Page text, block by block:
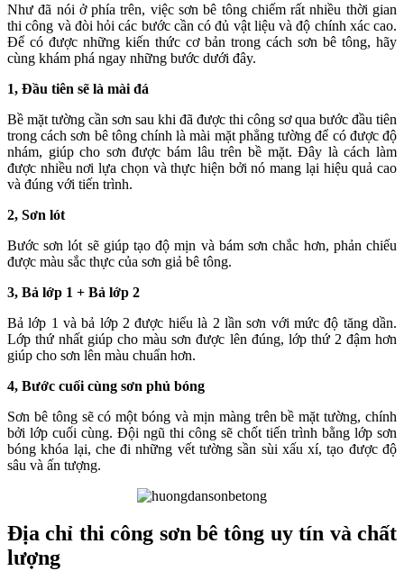
Như đã nói ở phía trên, việc sơn bê tông chiếm rất nhiều thời gian
thi công và đòi hỏi các bước cần có đủ vật liệu và độ chính xác cao.
Để có được những kiến thức cơ bản trong cách sơn bê tông, hãy
cùng khám phá ngay những bước dưới đây.
1, Đầu tiên sẽ là mài đá
Bề mặt tường cần sơn sau khi đã được thi công sơ qua bước đầu tiên
trong cách sơn bê tông chính là mài mặt phẳng tường để có được độ
nhám, giúp cho sơn được bám lâu trên bề mặt. Đây là cách làm
được nhiều nơi lựa chọn và thực hiện bởi nó mang lại hiệu quả cao
và đúng với tiến trình.
2, Sơn lót
Bước sơn lót sẽ giúp tạo độ mịn và bám sơn chắc hơn, phản chiếu
được màu sắc thực của sơn giả bê tông.
3, Bả lớp 1 + Bả lớp 2
Bả lớp 1 và bả lớp 2 được hiểu là 2 lần sơn với mức độ tăng dần.
Lớp thứ nhất giúp cho màu sơn được lên đúng, lớp thứ 2 đậm hơn
giúp cho sơn lên màu chuẩn hơn.
4, Bước cuối cùng sơn phủ bóng
Sơn bê tông sẽ có một bóng và mịn màng trên bề mặt tường, chính
bởi lớp cuối cùng. Đội ngũ thi công sẽ chốt tiến trình bằng lớp sơn
bóng khóa lại, che đi những vết tường sần sùi xấu xí, tạo được độ
sâu và ấn tượng.
Địa chỉ thi công sơn bê tông uy tín và chất
lượng